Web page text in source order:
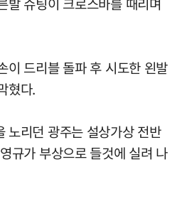
이 드리블 돌파 후 시도한 왼발
혔다.
노리던 광주는 설상가상 전반
규가 부상으로 들것에 실려 나